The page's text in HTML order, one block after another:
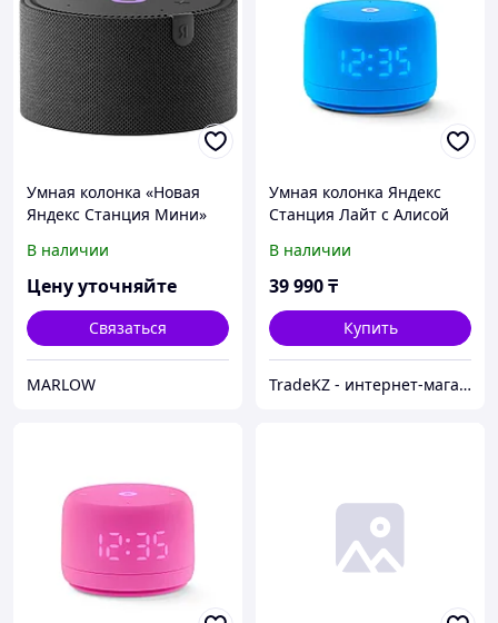
Умная колонка «Новая
Яндекс Станция Мини»
помощник Алиса, 10 Вт,
без часов, ...
В наличии
Цену уточняйте
Связаться
MARLOW
Умная колонка Яндекс
Станция Лайт с Алисой
В наличии
39 990₸
Купить
TradeKZ - интернет-магазин